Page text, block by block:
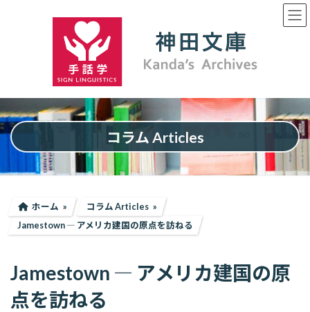
ッ
プ
移
動
コラム Articles
ホーム
コラム Articles
Jamestown ― アメリカ建国の原点を訪ねる
Jamestown ― アメリカ建国の原
点を訪ねる